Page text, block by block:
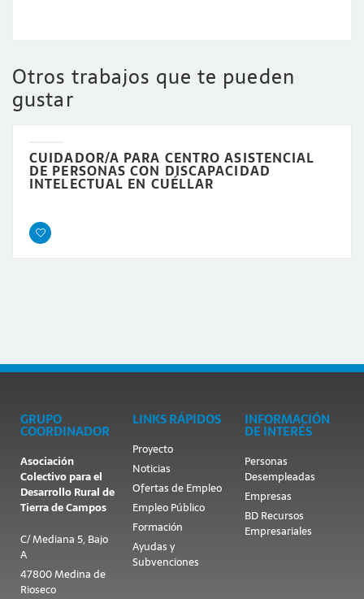
Otros trabajos que te pueden
gustar
CUIDADOR/A PARA CENTRO ASISTENCIAL
DE PERSONAS CON DISCAPACIDAD
INTELECTUAL EN CUÉLLAR
GRUPO
COORDINADOR
Asociación
Colectivo para el
Desarrollo Rural de
Tierra de Campos
C/ Mediana 5, Bajo
A
47800 Medina de
Rioseco
LINKS RÁPIDOS
Proyecto
Noticias
Ofertas de Empleo
Empleo Público
Formación
Ayudas y
Subvenciones
INFORMACIÓN
DE INTERÉS
Personas
Desempleadas
Empresas
BD Recursos
Empresariales